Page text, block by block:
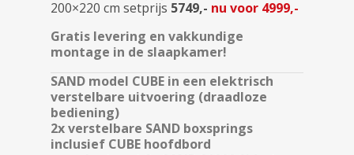
200×220 cm setprijs 5749,- nu voor 4999,-
Gratis levering en vakkundige
montage in de slaapkamer!
SAND model CUBE in een elektrisch
verstelbare uitvoering (draadloze
bediening)
2x verstelbare SAND boxsprings
inclusief CUBE hoofdbord